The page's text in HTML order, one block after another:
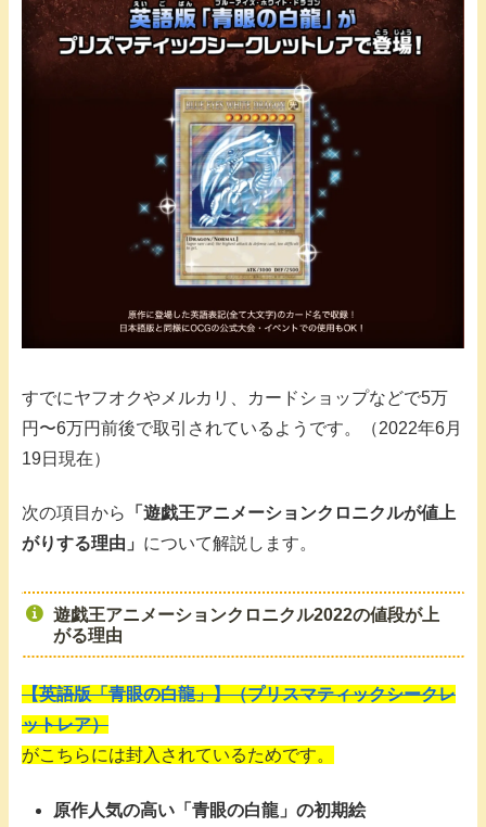
すでにヤフオクやメルカリ、カードショップなどで5万
円〜6万円前後で取引されているようです。（2022年6月
19日現在）
次の項目から
「遊戯王アニメーションクロニクルが値上
がりする理由」 について解説します。
遊戯王アニメーションクロニクル2022の値段が上
がる理由
【英語版「青眼の白龍」】（プリスマティックシークレ
ットレア）
がこちらには封入されているためです。
原作人気の高い「青眼の白龍」の初期絵